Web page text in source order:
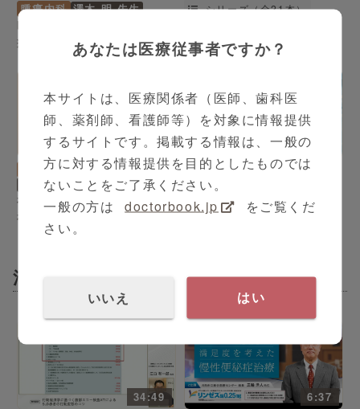
腫瘍内科 澤木 明 先生
時々出会う粘膜下腫瘍の治
療方針について
シリーズ（全21本）
セミナー
10:28
代謝内分泌内科
伊藤 鉄英 先生
福岡山王病院 膵臓内科・
神経内分泌腫瘍センター
伊藤鉄英先生
腫瘍内科
シリーズ（全1本）
横浜市立大学附属病院 地域
連携セミナー -遺伝子診断
消化器内科
34:49
6:37
あなたは医療従事者ですか？
本サイトは、医療関係者（医師、歯科医
師、薬剤師、看護師等）を対象に情報提供
するサイトです。掲載する情報は、一般の
方に対する情報提供を目的としたものでは
ないことをご了承ください。
一般の方は
doctorbook.jp
をご覧くだ
さい。
いいえ はい